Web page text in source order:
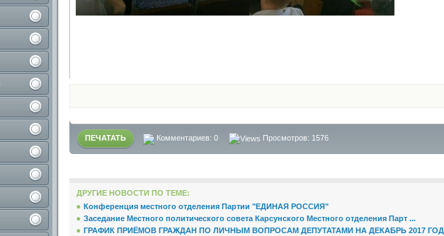
ПЕЧАТАТЬ Комментариев:0 Просмотров: 1576
ДРУГИЕ НОВОСТИ ПО ТЕМЕ:
Конференция местного отделения Партии "ЕДИНАЯ РОССИЯ"
Заседание Местного политического совета Карсунского Местного отделения Парт ...
ГРАФИК ПРИЁМОВ ГРАЖДАН ПО ЛИЧНЫМ ВОПРОСАМ ДЕПУТАТАМИ НА ДЕКАБРЬ 2017